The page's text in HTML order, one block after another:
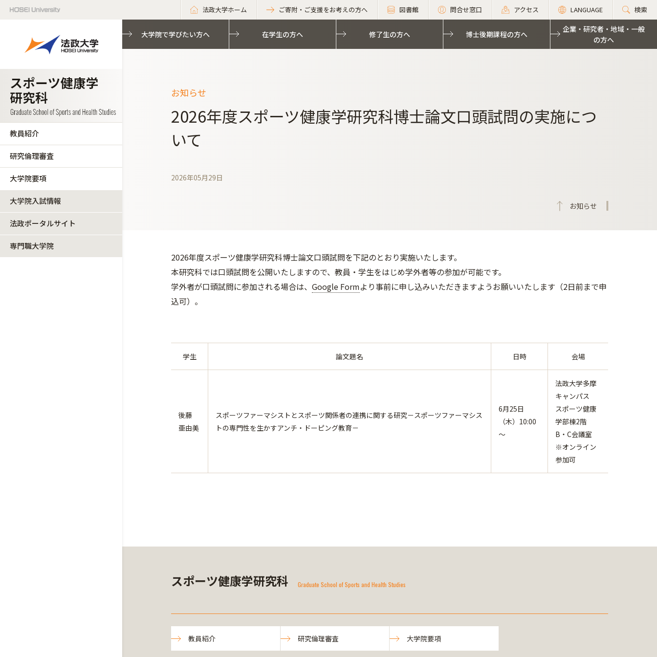
法政大学ホーム ご寄附・ご支援をお考えの方へ 図書館 問合せ窓口 アクセス LANGUAGE 検索
教員紹介
研究倫理審査
大学院要項
大学院入試情報
法政ポータルサイト
専門職大学院
大学院で学びたい方へ 在学生の方へ 修了生の方へ 博士後期課程の方へ
企業・研究者・地域・一般
の方へ
お知らせ
2026年度スポーツ健康学研究科博士論文口頭試問の実施につ
いて
2026年05月29日
お知らせ
2026年度スポーツ健康学研究科博士論文口頭試問を下記のとおり実施いたします。
本研究科では口頭試問を公開いたしますので、教員・学生をはじめ学外者等の参加が可能です。
学外者が口頭試問に参加される場合は、 Google Formより事前に申し込みいただきますようお願いいたします（2日前まで申
込可）。
学生 論文題名 日時 会場
後藤
亜由美
スポーツファーマシストとスポーツ関係者の連携に関する研究－スポーツファーマシス
トの専門性を生かすアンチ・ドーピング教育－
6月25日
（木）10:00
～
法政大学多摩
キャンパス
スポーツ健康
学部棟2階
B・C会議室
※オンライン
参加可
スポーツ健康学研究科 Graduate School of Sports and Health Studies
教員紹介 研究倫理審査 大学院要項